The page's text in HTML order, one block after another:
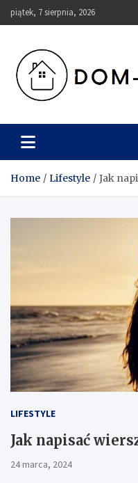
Skip
to
piątek, 7 sierpnia, 2026
Dom-
Home Lifestyle Jak
LIFESTYLE
Jak napisać
24 marca, 2024